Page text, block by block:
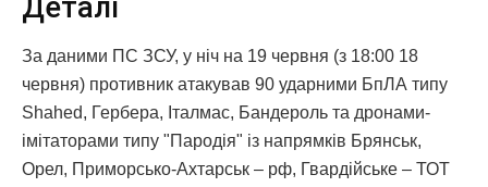
Деталі
За даними ПС ЗСУ, у ніч на 19 червня (з 18:00 18
червня) противник атакував 90 ударними БпЛА типу
Shahed, Гербера, Італмас, Бандероль та дронами-
імітаторами типу "Пародія" із напрямків Брянськ,
Орел, Приморсько-Ахтарськ – рф, Гвардійське – ТОТ